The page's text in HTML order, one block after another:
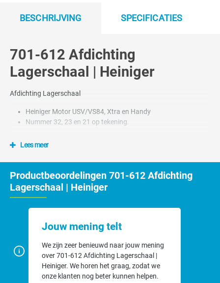
BESCHRIJVING SPECIFICATIES
701-612 Afdichting
Lagerschaal | Heiniger
Afdichting Lagerschaal
Heiniger Motor USV/VS84, Xtra en Handy
Nummer 32, 23 en 21 op tekening.
Lees meer
Productbeoordelingen 701-612 Afdichting
Lagerschaal | Heiniger
Jouw mening telt
We zijn zeer benieuwd naar jouw mening
over 701-612 Afdichting Lagerschaal |
Heiniger. We horen het graag, zodat we
onze klanten nog beter kunnen helpen.